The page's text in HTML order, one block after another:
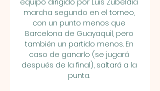
equipo dirigido por Luis Zubeldía
marcha segundo en el torneo,
con un punto menos que
Barcelona de Guayaquil, pero
también un partido menos. En
caso de ganarlo (se jugará
después de la final), saltará a la
punta.